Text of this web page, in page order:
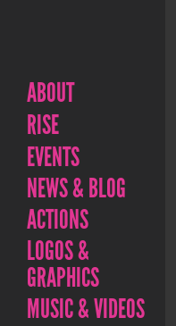
ABOUT
RISE
EVENTS
NEWS & BLOG
ACTIONS
LOGOS &
GRAPHICS
MUSIC & VIDEOS